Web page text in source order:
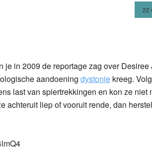
22
in 2009 de reportage zag over Desiree
aandoening dystonie kreeg.
last van spiertrekkingen en kon ze niet
achteruit liep of vooruit rende, dan